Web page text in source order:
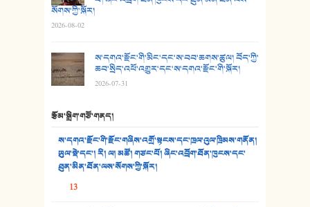
28. སྟོད་གཞས། - ཕན་ཐོག
29. རྣམ་བུ། - འཕྱོངས་ཞོལ་སྒྲོལ་མ།
30. སི་ལིང་འབྲི་མོ། - ཕན་ཐོག
31. ཕ་ཡུལ་ཡར་ཀླུང་།
32. ཨ་མ།
33. འཛོམས་པའི་ལམ།
34. ཉི་མ་སེམས་ལ་ཞོག་དང་། - ཟླ་སྒྲོན།
སོགས་ཀྱི་སྐོར།
2026-08-02
ས་དགའ་རྫོང་གི་མིང་དང་ས་བབ་ཆགས་ཚུལ། བོད་ཀྱི་
ཆབ་སྲིད་འཕོ་འགྱུར་དང་ས་དགའ་རྫོང་གི་སྐོར།
2026-07-31
རྩོམ་སྒྲིག་གཙོ་གནད།
ས་དགའ་རྫོང་གི་རྫོང་གཞིས་འགྲོ་སྟངས་དང་ཁྲལ་འུལ་ཁྲིམས་གནོན།
ཡུལ་སྡེ་དང་། རི། ལ། མཚོ། གཙང་པོ། ཞིང་འབྲོག་ཐོན་ཁུངས་དང་
ཐུན་མིན་ཐོན་ལས་སོགས་ཀྱི་སྐོར།
13